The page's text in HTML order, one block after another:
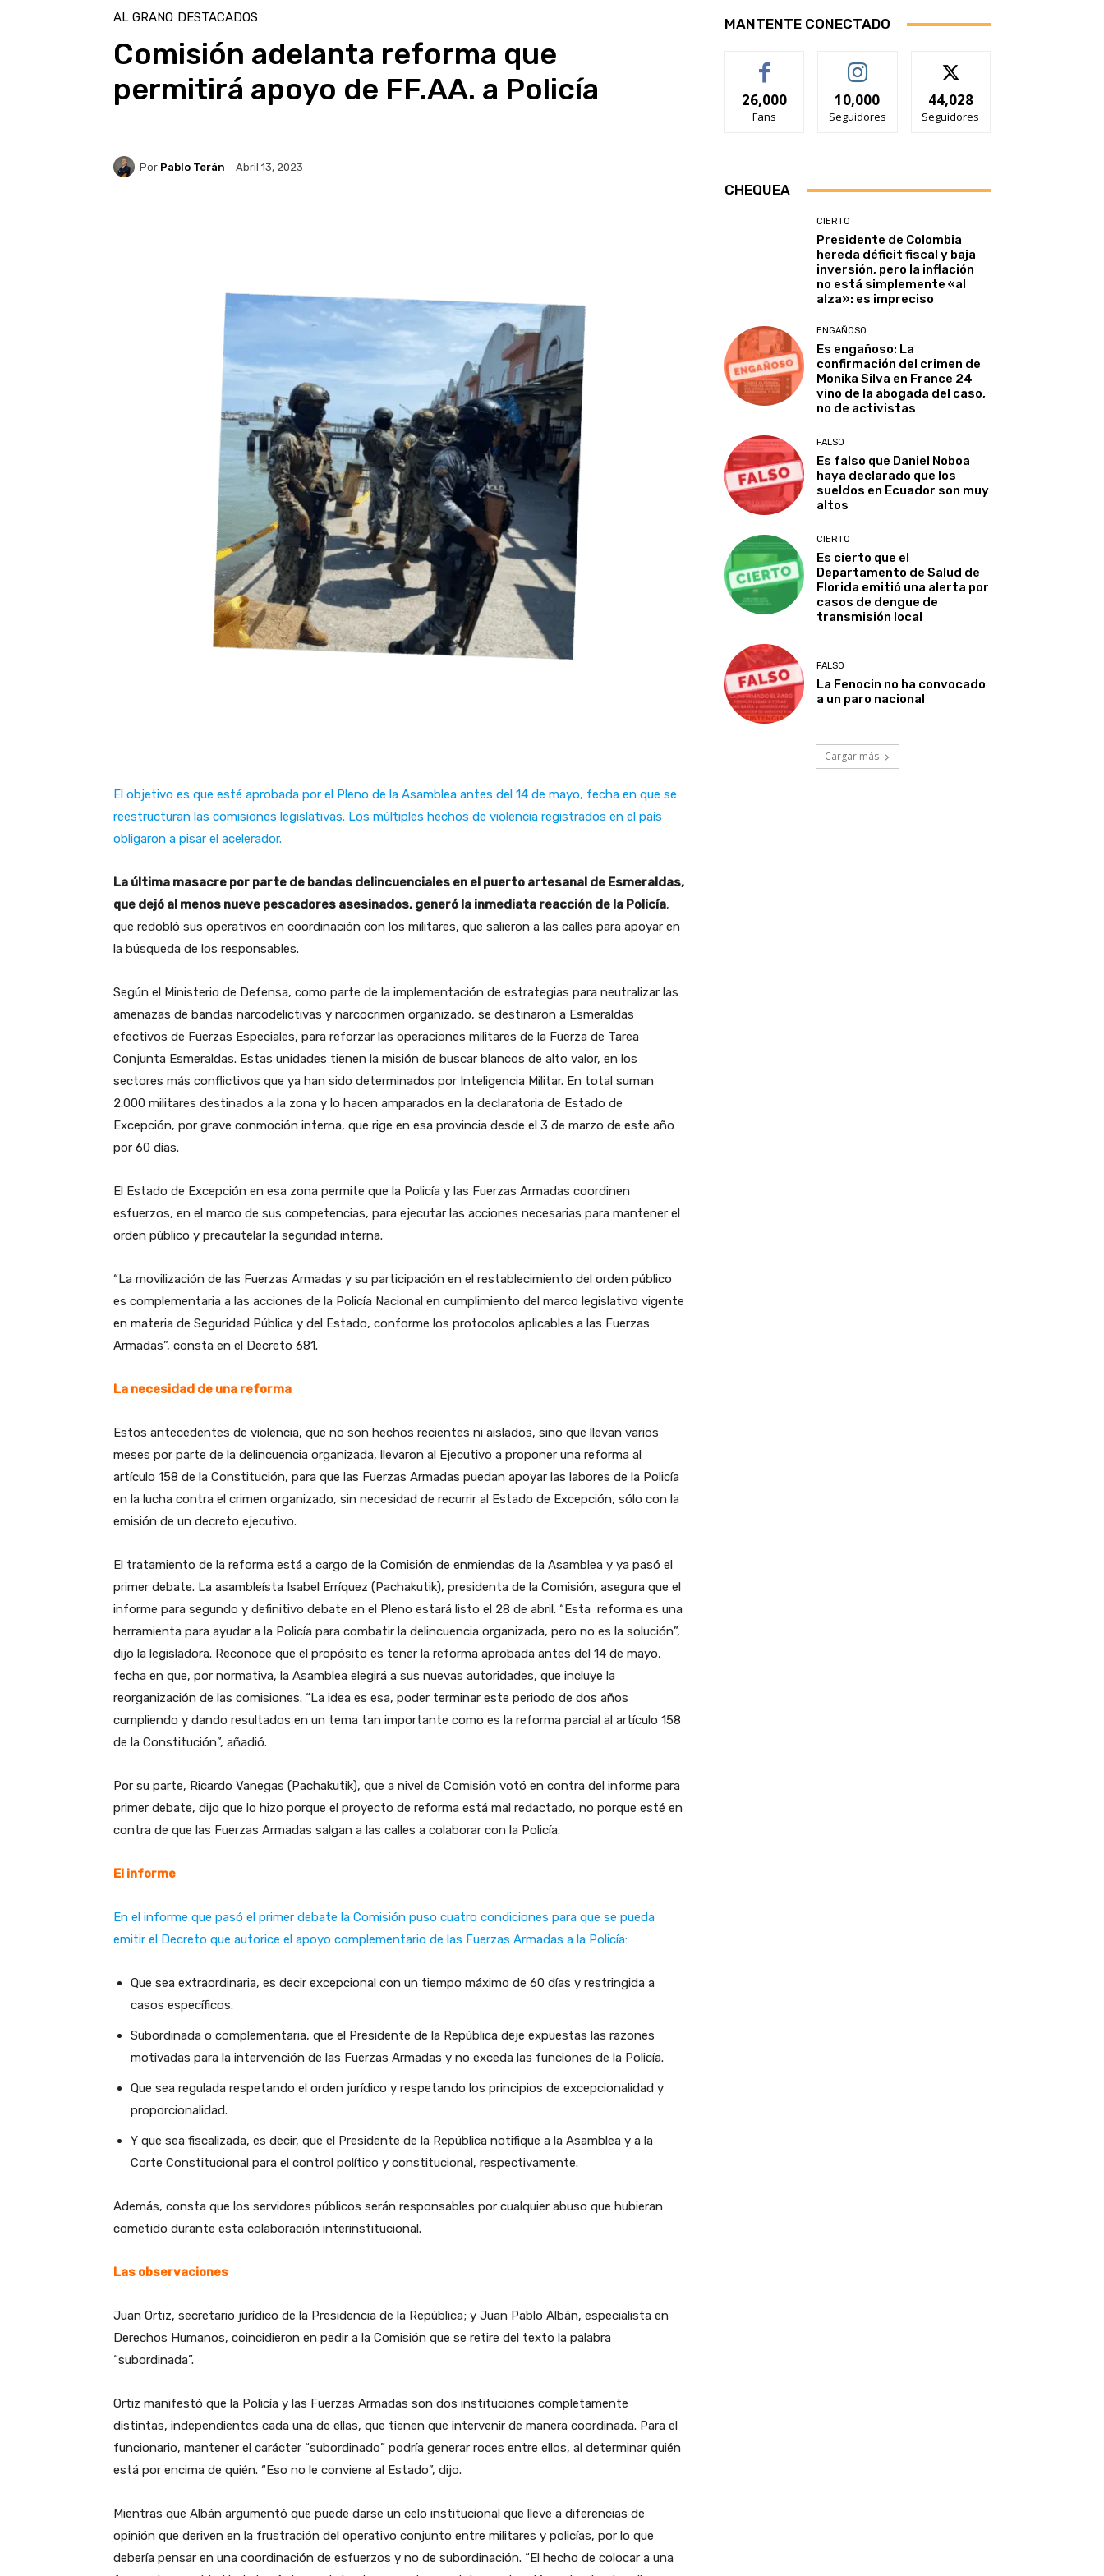
AL GRANO DESTACADOS
Comisión adelanta reforma que
permitirá apoyo de FF.AA. a Policía
Por Pablo Terán Abril 13, 2023
El objetivo es que esté aprobada por el Pleno de la Asamblea antes del 14 de mayo, fecha en que se
reestructuran las comisiones legislativas. Los múltiples hechos de violencia registrados en el país
obligaron a pisar el acelerador.
La última masacre por parte de bandas delincuenciales en el puerto artesanal de Esmeraldas,
que dejó al menos nueve pescadores asesinados, generó la inmediata reacción de la Policía,
que redobló sus operativos en coordinación con los militares, que salieron a las calles para apoyar en
la búsqueda de los responsables.
Según el Ministerio de Defensa, como parte de la implementación de estrategias para neutralizar las
amenazas de bandas narcodelictivas y narcocrimen organizado, se destinaron a Esmeraldas
efectivos de Fuerzas Especiales, para reforzar las operaciones militares de la Fuerza de Tarea
Conjunta Esmeraldas. Estas unidades tienen la misión de buscar blancos de alto valor, en los
sectores más conflictivos que ya han sido determinados por Inteligencia Militar. En total suman
2.000 militares destinados a la zona y lo hacen amparados en la declaratoria de Estado de
Excepción, por grave conmoción interna, que rige en esa provincia desde el 3 de marzo de este año
por 60 días.
El Estado de Excepción en esa zona permite que la Policía y las Fuerzas Armadas coordinen
esfuerzos, en el marco de sus competencias, para ejecutar las acciones necesarias para mantener el
orden público y precautelar la seguridad interna.
“La movilización de las Fuerzas Armadas y su participación en el restablecimiento del orden público
es complementaria a las acciones de la Policía Nacional en cumplimiento del marco legislativo vigente
en materia de Seguridad Pública y del Estado, conforme los protocolos aplicables a las Fuerzas
Armadas”, consta en el Decreto 681.
La necesidad de una reforma
Estos antecedentes de violencia, que no son hechos recientes ni aislados, sino que llevan varios
meses por parte de la delincuencia organizada, llevaron al Ejecutivo a proponer una reforma al
artículo 158 de la Constitución, para que las Fuerzas Armadas puedan apoyar las labores de la Policía
en la lucha contra el crimen organizado, sin necesidad de recurrir al Estado de Excepción, sólo con la
emisión de un decreto ejecutivo.
El tratamiento de la reforma está a cargo de la Comisión de enmiendas de la Asamblea y ya pasó el
primer debate. La asambleísta Isabel Erríquez (Pachakutik), presidenta de la Comisión, asegura que el
informe para segundo y definitivo debate en el Pleno estará listo el 28 de abril. “Esta reforma es una
herramienta para ayudar a la Policía para combatir la delincuencia organizada, pero no es la solución”,
dijo la legisladora. Reconoce que el propósito es tener la reforma aprobada antes del 14 de mayo,
fecha en que, por normativa, la Asamblea elegirá a sus nuevas autoridades, que incluye la
reorganización de las comisiones. “La idea es esa, poder terminar este periodo de dos años
cumpliendo y dando resultados en un tema tan importante como es la reforma parcial al artículo 158
de la Constitución”, añadió.
Por su parte, Ricardo Vanegas (Pachakutik), que a nivel de Comisión votó en contra del informe para
primer debate, dijo que lo hizo porque el proyecto de reforma está mal redactado, no porque esté en
contra de que las Fuerzas Armadas salgan a las calles a colaborar con la Policía.
El informe
En el informe que pasó el primer debate la Comisión puso cuatro condiciones para que se pueda
emitir el Decreto que autorice el apoyo complementario de las Fuerzas Armadas a la Policía:
Que sea extraordinaria, es decir excepcional con un tiempo máximo de 60 días y restringida a
casos específicos.
Subordinada o complementaria, que el Presidente de la República deje expuestas las razones
motivadas para la intervención de las Fuerzas Armadas y no exceda las funciones de la Policía.
Que sea regulada respetando el orden jurídico y respetando los principios de excepcionalidad y
proporcionalidad.
Y que sea fiscalizada, es decir, que el Presidente de la República notifique a la Asamblea y a la
Corte Constitucional para el control político y constitucional, respectivamente.
Además, consta que los servidores públicos serán responsables por cualquier abuso que hubieran
cometido durante esta colaboración interinstitucional.
Las observaciones
Juan Ortiz, secretario jurídico de la Presidencia de la República; y Juan Pablo Albán, especialista en
Derechos Humanos, coincidieron en pedir a la Comisión que se retire del texto la palabra
“subordinada”.
Ortiz manifestó que la Policía y las Fuerzas Armadas son dos instituciones completamente
distintas, independientes cada una de ellas, que tienen que intervenir de manera coordinada. Para el
funcionario, mantener el carácter “subordinado” podría generar roces entre ellos, al determinar quién
está por encima de quién. “Eso no le conviene al Estado”, dijo.
Mientras que Albán argumentó que puede darse un celo institucional que lleve a diferencias de
opinión que deriven en la frustración del operativo conjunto entre militares y policías, por lo que
debería pensar en una coordinación de esfuerzos y no de subordinación. “El hecho de colocar a una
MANTENTE CONECTADO
26,000
Fans
10,000
Seguidores
44,028
Seguidores
CHEQUEA
CIERTO
Presidente de Colombia
hereda déficit fiscal y baja
inversión, pero la inflación
no está simplemente «al
alza»: es impreciso
ENGAÑOSO
Es engañoso: La
confirmación del crimen de
Monika Silva en France 24
vino de la abogada del caso,
no de activistas
FALSO
Es falso que Daniel Noboa
haya declarado que los
sueldos en Ecuador son muy
altos
CIERTO
Es cierto que el
Departamento de Salud de
Florida emitió una alerta por
casos de dengue de
transmisión local
FALSO
La Fenocin no ha convocado
a un paro nacional
Cargar más